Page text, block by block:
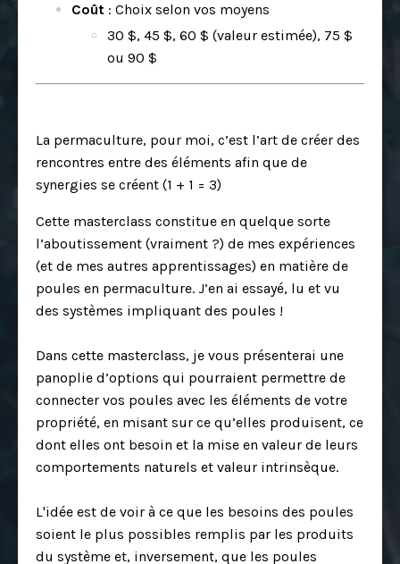
Coût : Choix selon vos moyens
30 $, 45 $, 60 $ (valeur estimée), 75 $
ou 90 $
La permaculture, pour moi, c’est l’art de créer des
rencontres entre des éléments afin que de
synergies se créent (1 + 1 = 3)
Cette masterclass constitue en quelque sorte
l’aboutissement (vraiment ?) de mes expériences
(et de mes autres apprentissages) en matière de
poules en permaculture. J’en ai essayé, lu et vu
des systèmes impliquant des poules !
Dans cette masterclass, je vous présenterai une
panoplie d’options qui pourraient permettre de
connecter vos poules avec les éléments de votre
propriété, en misant sur ce qu’elles produisent, ce
dont elles ont besoin et la mise en valeur de leurs
comportements naturels et valeur intrinsèque.
L'idée est de voir à ce que les besoins des poules
soient le plus possibles remplis par les produits
du système et, inversement, que les poules